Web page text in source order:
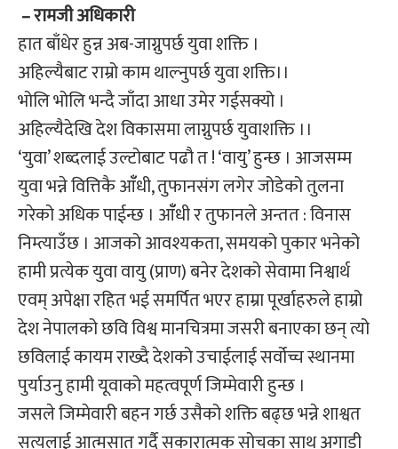
– रामजी अधिकारी
हात बाँधेर हुन्न अब-जाग्नुपर्छ युवा शक्ति ।
अहिल्यैबाट राम्रो काम थाल्नुपर्छ युवा शक्ति।।
भोलि भोलि भन्दै जाँदा आधा उमेर गईसक्यो ।
अहिल्यैदेखि देश विकासमा लाग्नुपर्छ युवाशक्ति ।।
‘युवा’ शब्दलाई उल्टोबाट पढौ त ! ‘वायु’ हुन्छ । आजसम्म
युवा भन्ने वित्तिकै आँँधी, तुफानसंग लगेर जोडेको तुलना
गरेको अधिक पाईन्छ । आँँधी र तुफानले अन्तत : विनास
निम्त्याउँछ । आजको आवश्यकता, समयको पुकार भनेको
हामी प्रत्येक युवा वायु (प्राण) बनेर देशको सेवामा निश्वार्थ
एवम् अपेक्षा रहित भई समर्पित भएर हाम्रा पूर्खाहरुले हाम्रो
देश नेपालको छवि विश्व मानचित्रमा जसरी बनाएका छन् त्यो
छविलाई कायम राख्दै देशको उचाईलाई सर्वोच्च स्थानमा
पुर्याउनु हामी यूवाको महत्वपूर्ण जिम्मेवारी हुन्छ ।
जसले जिम्मेवारी बहन गर्छ उसैको शक्ति बढ्छ भन्ने शाश्वत